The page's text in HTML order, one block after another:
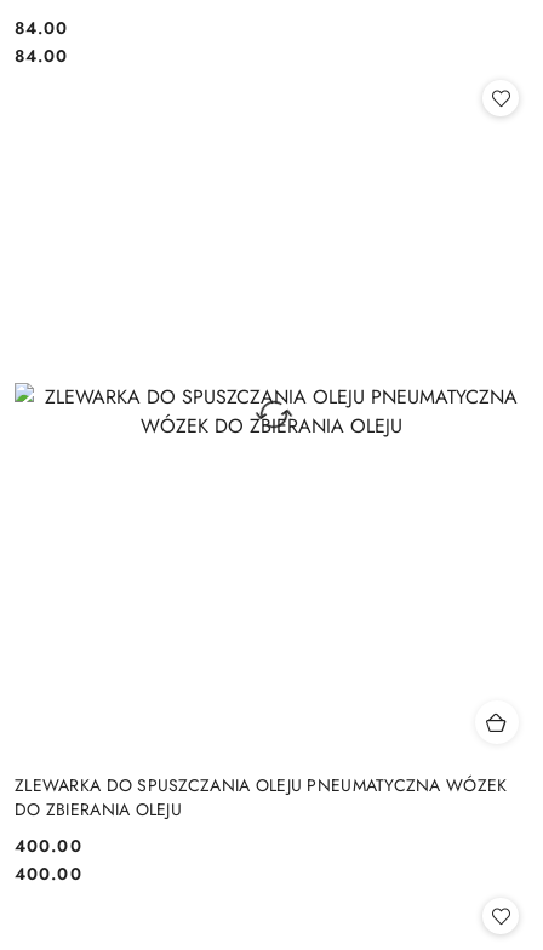
Cena:
84.00
Cena:
84.00
ZLEWARKA DO SPUSZCZANIA OLEJU PNEUMATYCZNA WÓZEK
DO ZBIERANIA OLEJU
Cena:
400.00
Cena:
400.00